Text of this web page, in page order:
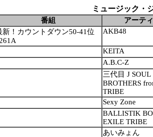
ミュージック・
番組
アーテ
新！カウントダウン50-41位
AKB48
KEITA
A.B.C-Z
三代目 J SOUL
BROTHERS
TRIBE
Sexy Zone
BALLISTIK
EXILE TRIBE
あいみょん